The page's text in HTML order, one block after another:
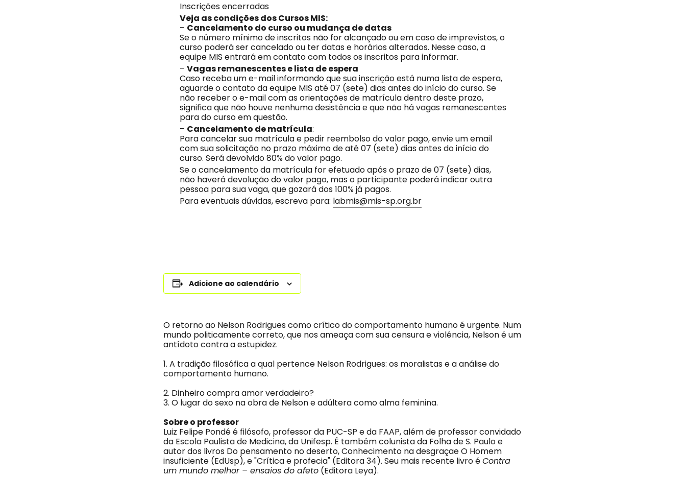
Inscrições encerradas
Veja as condições dos Cursos MIS:
– Cancelamento do curso ou mudança de datas
Se o número mínimo de inscritos não for alcançado ou em caso de imprevistos, o
curso poderá ser cancelado ou ter datas e horários alterados. Nesse caso, a
equipe MIS entrará em contato com todos os inscritos para informar.
– Vagas remanescentes e lista de espera
Caso receba um e-mail informando que sua inscrição está numa lista de espera,
aguarde o contato da equipe MIS até 07 (sete) dias antes do início do curso. Se
não receber o e-mail com as orientações de matrícula dentro deste prazo,
significa que não houve nenhuma desistência e que não há vagas remanescentes
para do curso em questão.
– Cancelamento de matrícula:
Para cancelar sua matrícula e pedir reembolso do valor pago, envie um email
com sua solicitação no prazo máximo de até 07 (sete) dias antes do início do
curso. Será devolvido 80% do valor pago.
Se o cancelamento da matrícula for efetuado após o prazo de 07 (sete) dias,
não haverá devolução do valor pago, mas o participante poderá indicar outra
pessoa para sua vaga, que gozará dos 100% já pagos.
Para eventuais dúvidas, escreva para: labmis@mis-sp.org.br
Adicione ao calendário
O retorno ao Nelson Rodrigues como crítico do comportamento humano é urgente. Num
mundo politicamente correto, que nos ameaça com sua censura e violência, Nelson é um
antídoto contra a estupidez.
1. A tradição filosófica a qual pertence Nelson Rodrigues: os moralistas e a análise do
comportamento humano.
2. Dinheiro compra amor verdadeiro?
3. O lugar do sexo na obra de Nelson e adúltera como alma feminina.
Sobre o professor
Luiz Felipe Pondé é filósofo, professor da PUC-SP e da FAAP, além de professor convidado
da Escola Paulista de Medicina, da Unifesp. É também colunista da Folha de S. Paulo e
autor dos livros Do pensamento no deserto, Conhecimento na desgraçae O Homem
insuficiente (EdUsp), e "Crítica e profecia" (Editora 34). Seu mais recente livro éContra
um mundo melhor – ensaios do afeto (Editora Leya).